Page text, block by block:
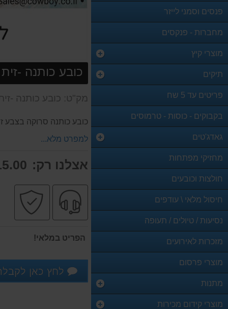
פנסים וסמני לייזר
מחברות - פנקסים
מוצרי קיץ
תיקים
פריטים עד 5 שח
בקבוקים - כוסות - טרמוסים
גאדג'טים
מחזיקי מפתחות
חולצות וכובעים
חיסול מלאי \ עודפים
נסיעות / טיולים / תעופה
מזכרות לאירועים
מוצרי פרסום
מתנות
מוצרי קידום מכירות
כובע כותנה -זית
מק"ט: כובע כותנה -
כובע כותנה סרוקה בצבע
למפרט מלא...
אצלנו רק: ₪
שירות
מקצועי
הפריט במלאי!
לחץ כאן